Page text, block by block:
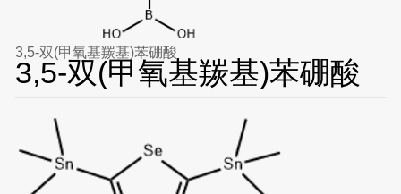
3,5-双(甲氧基羰基)苯硼酸
3,5-双(甲氧基羰基)苯硼酸